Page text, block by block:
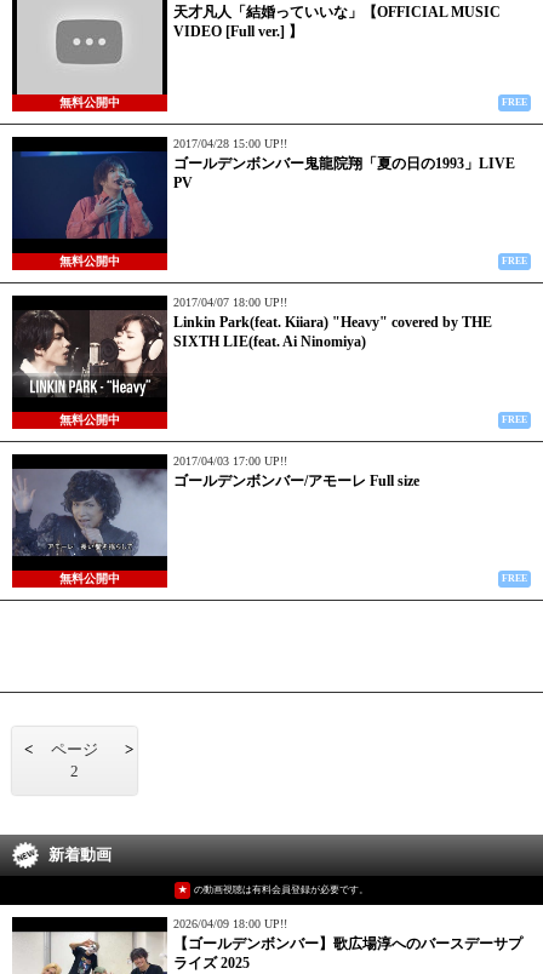
無料公開中
天才凡人「結婚っていいな」【OFFICIAL MUSIC
VIDEO [Full ver.] 】
FREE
無料公開中
2017/04/28 15:00 UP!!
ゴールデンボンバー鬼龍院翔「夏の日の1993」LIVE
PV
FREE
無料公開中
2017/04/07 18:00 UP!!
Linkin Park(feat. Kiiara) "Heavy" covered by THE
SIXTH LIE(feat. Ai Ninomiya)
FREE
無料公開中
2017/04/03 17:00 UP!!
ゴールデンボンバー/アモーレ Full size
FREE
<
ページ
2
>
新着動画
★ の動画視聴は有料会員登録が必要です。
2026/04/09 18:00 UP!!
【ゴールデンボンバー】歌広場淳へのバースデーサプ
ライズ 2025